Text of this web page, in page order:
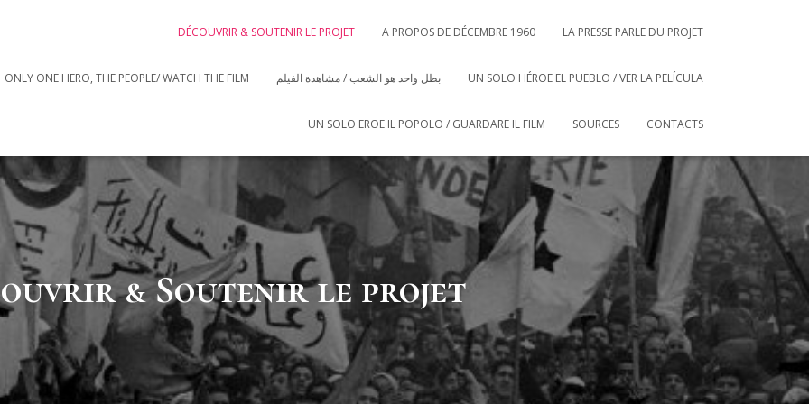
DÉCOUVRIR & SOUTENIR LE PROJET A PROPOS DE DÉCEMBRE 1960 LA PRESSE PARLE DU PROJET
ONLY ONE HERO, THE PEOPLE/ WATCH THE FILM بطل واحد هو الشعب / مشاهدة الفيلم UN SOLO HÉROE EL PUEBLO / VER LA PELÍCULA
UN SOLO EROE IL POPOLO / GUARDARE IL FILM SOURCES CONTACTS
& Soutenir le projet